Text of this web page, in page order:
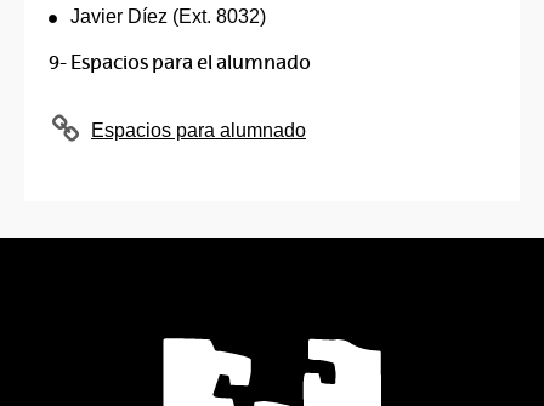
Javier Díez (Ext. 8032)
9- Espacios para el alumnado
Espacios para alumnado